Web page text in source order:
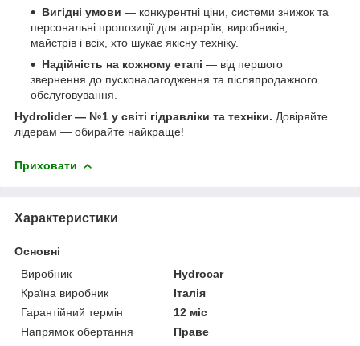
Вигідні умови — конкурентні ціни, системи знижок та
персональні пропозиції для аграріїв, виробників,
майстрів і всіх, хто шукає якісну техніку.
Надійність на кожному етапі — від першого
звернення до пусконалагодження та післяпродажного
обслуговування.
Hydrolider — №1 у світі гідравліки та техніки. Довіряйте
лідерам — обирайте найкраще!
Приховати
Характеристики
Основні
Виробник
Hydrocar
Країна виробник
Італія
Гарантійний термін
12 міс
Напрямок обертання
Праве